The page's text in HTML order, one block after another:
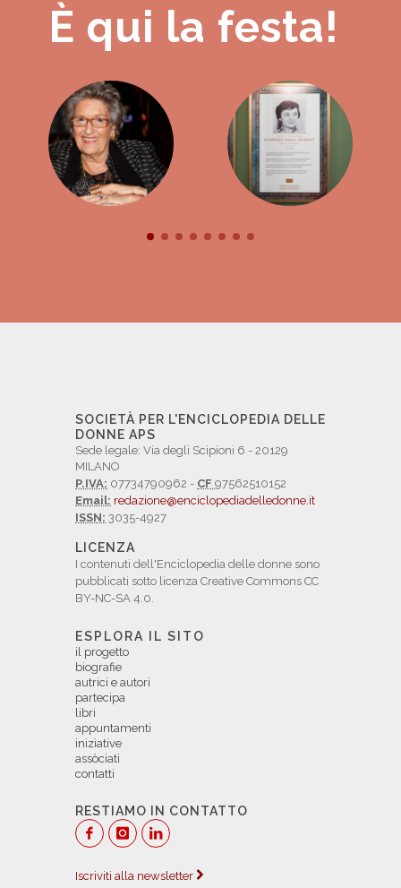
È qui la festa!
SOCIETÀ PER L'ENCICLOPEDIA DELLE
DONNE APS
Sede legale: Via degli Scipioni 6 - 20129
MILANO
P.IVA: 07734790962 - CF 97562510152
Email: redazione@enciclopediadelledonne.it
ISSN: 3035-4927
LICENZA
I contenuti dell'Enciclopedia delle donne sono
pubblicati sotto licenza Creative Commons CC
BY-NC-SA 4.0.
ESPLORA IL SITO
il progetto
biografie
autrici e autori
partecipa
libri
appuntamenti
iniziative
assòciati
contatti
RESTIAMO IN CONTATTO
Iscriviti alla newsletter